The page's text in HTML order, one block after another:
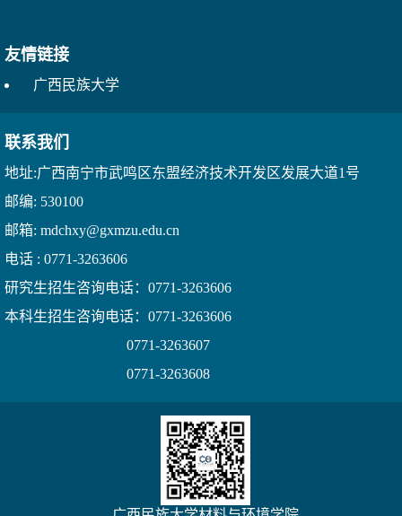
友情链接
广西民族大学
联系我们
地址:广西南宁市武鸣区东盟经济技术开发区发展大道1号
邮编: 530100
邮箱: mdchxy@gxmzu.edu.cn
电话 : 0771-3263606
研究生招生咨询电话：0771-3263606
本科生招生咨询电话：0771-3263606
0771-3263607
0771-3263608